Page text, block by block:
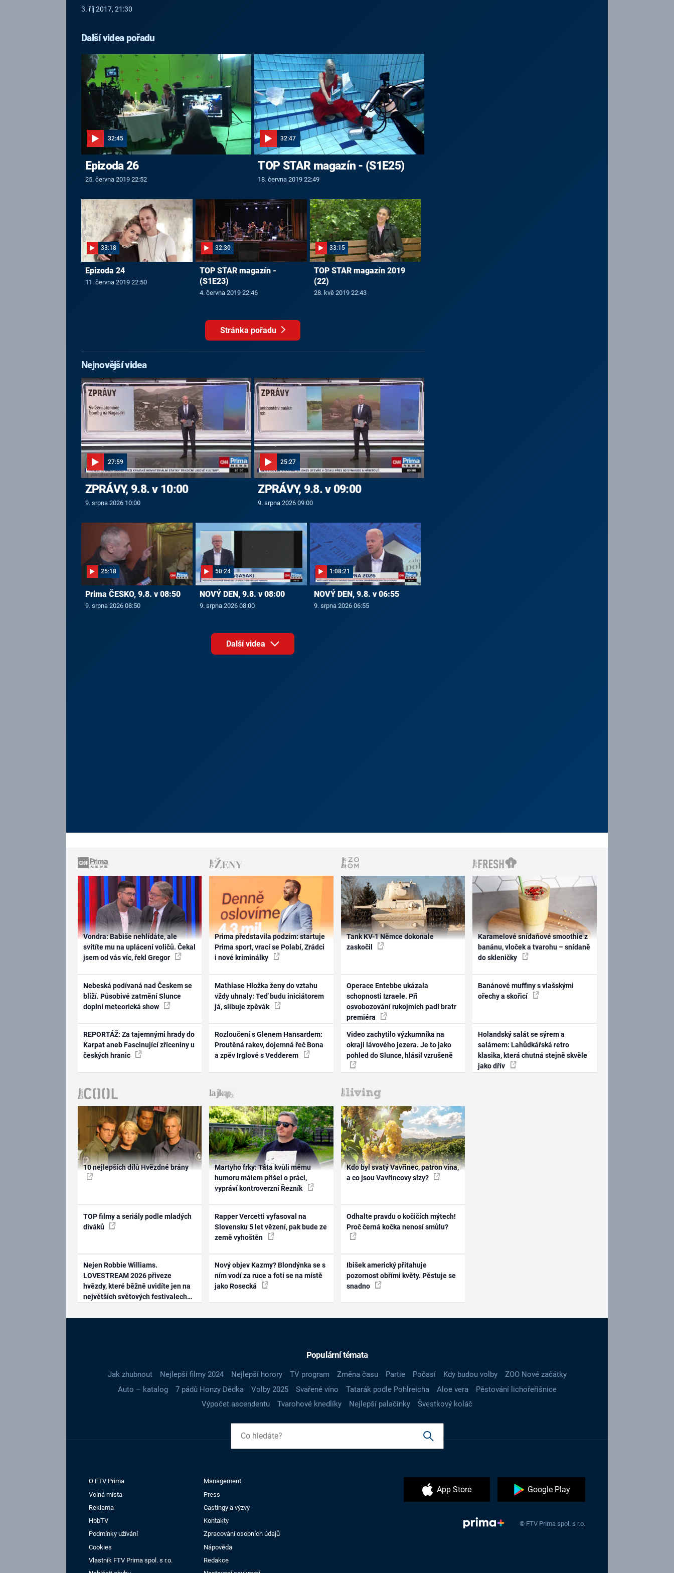
3. říj 2017, 21:30
Další videa pořadu
32:45
Epizoda 26
25. června 2019 22:52
32:47
TOP STAR magazín - (S1E25)
18. června 2019 22:49
33:18
Epizoda 24
11. června 2019 22:50
32:30
TOP STAR magazín -
(S1E23)
4. června 2019 22:46
33:15
TOP STAR magazín 2019
(22)
28. kvě 2019 22:43
Stránka pořadu
Nejnovější videa
27:59
ZPRÁVY, 9.8. v 10:00
9. srpna 2026 10:00
25:27
ZPRÁVY, 9.8. v 09:00
9. srpna 2026 09:00
25:18
Prima ČESKO, 9.8. v 08:50
9. srpna 2026 08:50
50:24
NOVÝ DEN, 9.8. v 08:00
9. srpna 2026 08:00
1:08:21
NOVÝ DEN, 9.8. v 06:55
9. srpna 2026 06:55
Další videa
Vondra: Babiše nehlídáte, ale
svítíte mu na uplácení voličů. Čekal
jsem od vás víc, řekl Gregor
Nebeská podívaná nad Českem se
blíží. Působivé zatmění Slunce
doplní meteorická show
REPORTÁŽ: Za tajemnými hrady do
Karpat aneb Fascinující zříceniny u
českých hranic
Prima představila podzim: startuje
Prima sport, vrací se Polabí, Zrádci
i nové kriminálky
Mathiase Hložka ženy do vztahu
vždy uhnaly: Teď budu iniciátorem
já, slibuje zpěvák
Rozloučení s Glenem Hansardem:
Proutěná rakev, dojemná řeč Bona
a zpěv Irglové s Vedderem
Tank KV-1 Němce dokonale
zaskočil
Operace Entebbe ukázala
schopnosti Izraele. Při
osvobozování rukojmích padl bratr
premiéra
Video zachytilo výzkumníka na
okraji lávového jezera. Je to jako
pohled do Slunce, hlásil vzrušeně
Karamelové snídaňové smoothie z
banánu, vloček a tvarohu – snídaně
do skleničky
Banánové muffiny s vlašskými
ořechy a skořicí
Holandský salát se sýrem a
salámem: Lahůdkářská retro
klasika, která chutná stejně skvěle
jako dřív
10 nejlepších dílů Hvězdné brány
TOP filmy a seriály podle mladých
diváků
Nejen Robbie Williams.
LOVESTREAM 2026 přiveze
hvězdy, které běžně uvidíte jen na
největších světových festivalech
Martyho frky: Táta kvůli mému
humoru málem přišel o práci,
vypráví kontroverzní Řezník
Rapper Vercetti vyfasoval na
Slovensku 5 let vězení, pak bude ze
země vyhoštěn
Nový objev Kazmy? Blondýnka se s
ním vodí za ruce a fotí se na místě
jako Rosecká
Kdo byl svatý Vavřinec, patron vína,
a co jsou Vavřincovy slzy?
Odhalte pravdu o kočičích mýtech!
Proč černá kočka nenosí smůlu?
Ibišek americký přitahuje
pozornost obřími květy. Pěstuje se
snadno
Populární témata
Jak zhubnout Nejlepší filmy 2024 Nejlepší horory TV program Změna času Partie Počasí Kdy budou volby
ZOO Nové začátky
Auto – katalog
7 pádů Honzy Dědka Volby 2025 Svařené víno Tatarák podle Pohlreicha Aloe vera
Pěstování lichořeřišnice
Výpočet ascendentu
Tvarohové knedlíky Nejlepší palačinky Švestkový koláč
O FTV Prima
Management
Volná místa
Press
Reklama
Castingy a výzvy
HbbTV
Kontakty
Podmínky užívání
Zpracování osobních údajů
Cookies
Nápověda
Vlastník FTV Prima spol. s r.o.
Redakce
App Store Google Play
© FTV Prima spol. s r.o.